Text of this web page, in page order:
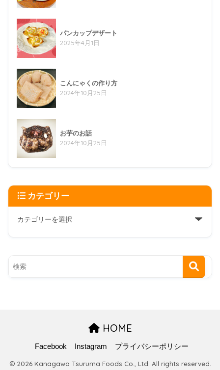
パンカップデザート
2025年4月1日
こんにゃくの作り方
2024年10月25日
お芋のお話
2024年10月25日
カテゴリー
HOME
Facebook Instagram プライバシーポリシー
© 2026 Kanagawa Tsuruma Foods Co., Ltd. All rights reserved.